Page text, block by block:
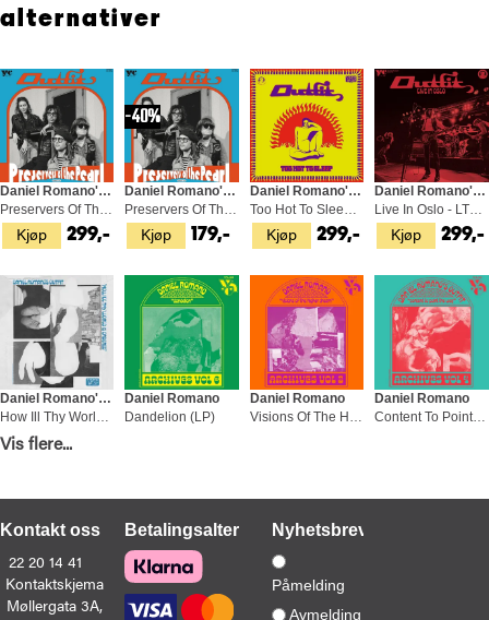
alternativer
Kjøp
Daniel Romano's Outfit
Preservers Of The Pearl - LTD (LP)
299,- Kjøp
40%
Daniel Romano's Outfit
Preservers Of The Pearl (LP)
179,- Kjøp
Daniel Romano's Outfit
Too Hot To Sleep (LP)
299,- Kjøp
Daniel Romano's Outfit
Live In Oslo - LTD Indie Exclusive (LP)
299,-
Kjøp
Daniel Romano's Outfit
279,-
Daniel Romano
Dandelion (LP)
Daniel Romano
Daniel Romano
Daniel Romano's Outfit
Vis flere...
Kontakt oss
22 20 14 41
Kontaktskjema
Møllergata 3A,
BetalingsalternativerNyhetsbrev
Påmelding
Avmelding